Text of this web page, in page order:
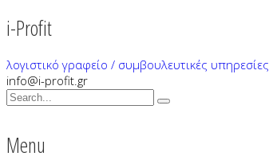
i-Profit
λογιστικό γραφείο / συμβουλευτικές υπηρεσίες
info@i-profit.gr
Menu